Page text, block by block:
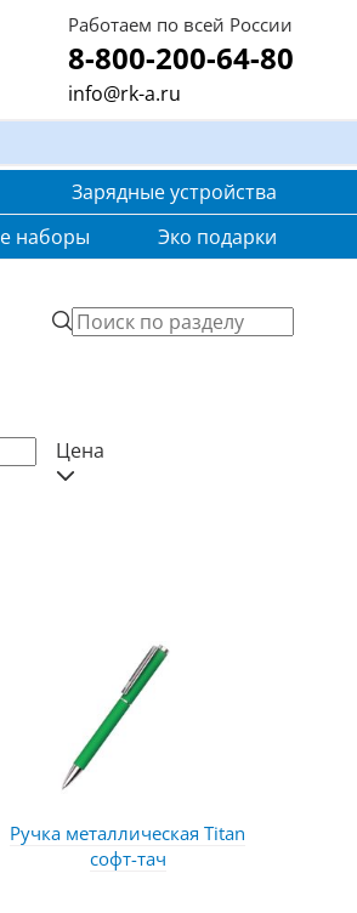
Работаем по всей России
8-800-200-64-80
info@rk-a.ru
Зарядные устройства
наборы Эко подарки
Цена
Ручка металлическая Titan
софт-тач